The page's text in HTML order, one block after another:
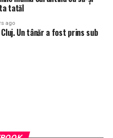
tatăl
ago
Un tânăr a fost prins sub